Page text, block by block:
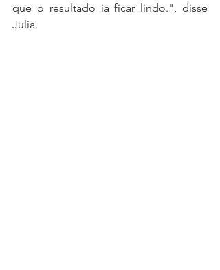
que o resultado ia ficar lindo.", disse
Julia.